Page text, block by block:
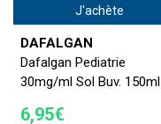
J'achète
DAFALGAN
Dafalgan Pediatrie
30mg/ml Sol Buv. 150ml
6,95€